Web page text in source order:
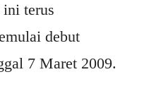
ini terus
debut
7 Maret 2009.